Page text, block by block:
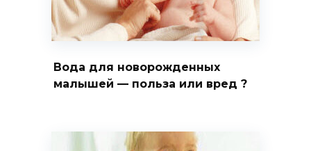
Вода для новорожденных
малышей — польза или вред ?